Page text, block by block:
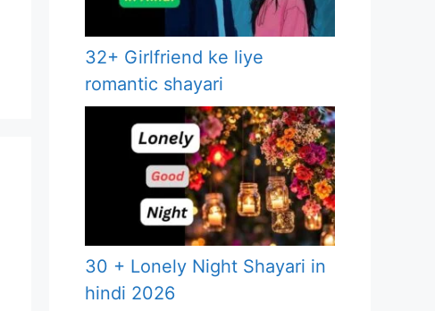
32+ Girlfriend ke liye
romantic shayari
30 + Lonely Night Shayari in
hindi 2026